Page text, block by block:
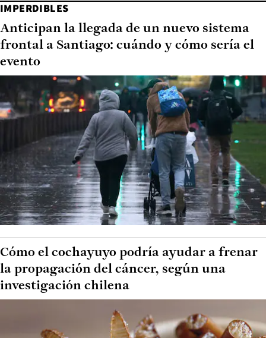
IMPERDIBLES
Anticipan la llegada de un nuevo sistema
frontal a Santiago: cuándo y cómo sería el
evento
Cómo el cochayuyo podría ayudar a frenar
la propagación del cáncer, según una
investigación chilena